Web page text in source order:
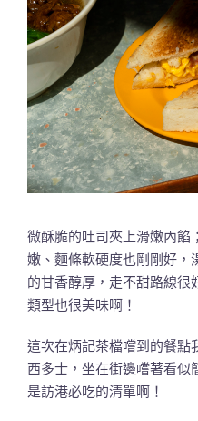
微酥脆的吐司夾上滑嫩內餡
嫩、麵條軟硬度也剛剛好，
的甘香醇厚，走不甜路線很
類型也很美味啊！
這次在炳記茶檔嚐到的餐點
西多士，坐在街邊嚐著看似
是訪港必吃的清單啊！